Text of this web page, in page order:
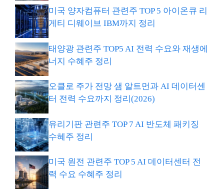
미국 양자컴퓨터 관련주 TOP 5 아이온큐 리
게티 디웨이브 IBM까지 정리
태양광 관련주 TOP5 AI 전력 수요와 재생에
너지 수혜주 정리
오클로 주가 전망 샘 알트먼과 AI 데이터센
터 전력 수요까지 정리(2026)
유리기판 관련주 TOP 7 AI 반도체 패키징
수혜주 정리
미국 원전 관련주 TOP 5 AI 데이터센터 전
력 수요 수혜주 정리